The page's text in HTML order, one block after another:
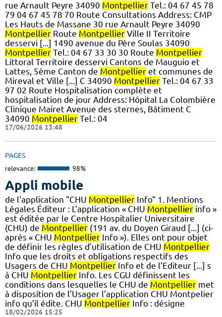
rue Arnault Peyre 34090 Montpellier Tel.: 04 67 45 78
79 04 67 45 78 70 Route Consultations Address: CMP
Les Hauts de Massane 30 rue Arnault Peyre 34090
Montpellier Route Montpellier Ville II Territoire
desservi [...] 1490 avenue du Père Soulas 34090
Montpellier Tel.: 04 67 33 30 30 Route Montpellier
Littoral Territoire desservi Cantons de Mauguio et
Lattes, 5ème Canton de Montpellier et communes de
Mireval et Ville [...] C 34090 Montpellier Tel.: 04 67 33
97 02 Route Hospitalisation complète et
hospitalisation de jour Address: Hôpital La Colombière
Clinique Mairet Avenue des sternes, Bâtiment C
34090 Montpellier Tel.: 04
17/06/2026 13:48
PAGES
relevance: 98%
Appli mobile
de l'application "CHU Montpellier Info" 1. Mentions
Légales Éditeur : L’application « CHU Montpellier info »
est éditée par le Centre Hospitalier Universitaire
(CHU) de Montpellier (191 av. du Doyen Giraud [...] (ci-
après « CHU Montpellier Info »). Elles ont pour objet
de définir les règles d’utilisation de CHU Montpellier
Info que les droits et obligations respectifs des
Usagers de CHU Montpellier Info et de l’Editeur [...] s
à CHU Montpellier Info. Les CGU définissent les
conditions dans lesquelles le CHU de Montpellier met
à disposition de l’Usager l’application CHU Montpelier
info qu’il édite. CHU Montpellier Info : désigne
18/02/2026 15:25